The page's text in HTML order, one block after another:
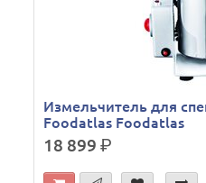
Измельчитель для
Foodatlas Foodatlas
18 899р.